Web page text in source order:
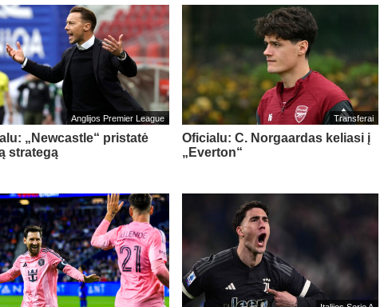
Anglijos Premier League
„Newcastle“ pristatė
strategą
Transferai
Oficialu: C. Norgaardas keliasi į
„Everton“